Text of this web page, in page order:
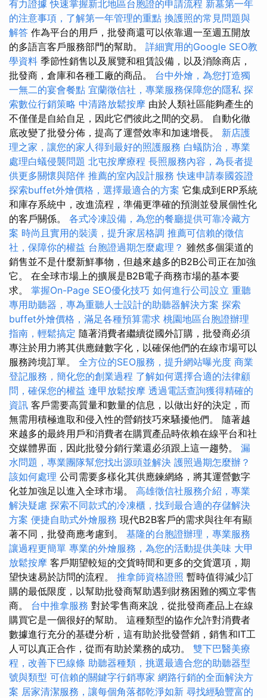
有力證據 快速掌握新北地區台胞證的申請流程 新墓第一年
的注意事項，了解第一年管理的重點 換護照的常見問題與
解答 作為平台的用戶，批發商還可以依靠週一至週五開放
的多語言客戶服務部門的幫助。 詳細實用的Google SEO教
學資料 季節性銷售以及展覽和租賃設備，以及消除商店，
批發商，倉庫和各種工廠的商品。 台中外燴，為您打造獨
一無二的宴會餐點 宜蘭徵信社，專業服務保障您的隱私 探
索數位行銷策略 中清路放鬆按摩 由於人類社區能夠產生的
不僅僅是自給自足，因此它們彼此之間的交易。 自動化徹
底改變了批發分佈，提高了運營效率和加速增長。 新店護
理之家，讓您的家人得到最好的照護服務 白蟻防治，專業
處理白蟻侵襲問題 北屯按摩療程 長照服務內容，為長者提
供更多關懷與陪伴 推薦的室內設計服務 快速申請泰國簽證
探索buffet外燴價格，選擇最適合的方案 它集成到ERP系統
和庫存系統中，改進流程，準備更準確的預測並發展個性化
的客戶關係。 各式冷凍設備，為您的餐廳提供可靠冷藏方
案 時尚且實用的裝潢，提升家居格調 推薦可信賴的徵信
社，保障你的權益 台胞證過期怎麼處理？ 雖然多個渠道的
銷售並不是什麼新鮮事物，但越來越多的B2B公司正在加強
它。 在全球市場上的擴展是B2B電子商務市場的基本要
求。 掌握On-Page SEO優化技巧 如何進行公司設立 重聽
專用助聽器，專為重聽人士設計的助聽器解決方案 探索
buffet外燴價格，滿足各種預算需求 桃園地區台胞證辦理
指南，輕鬆搞定 隨著消費者繼續從國外訂購，批發商必須
專注於用力將其供應鏈數字化，以確保他們的在線市場可以
服務跨境訂單。 全方位的SEO服務，提升網站曝光度 商業
登記服務，簡化您的創業過程 了解如何選擇合適的法律顧
問，確保您的權益 逢甲放鬆按摩 透過電話查詢獲得精確的
資訊 客戶需要高質量和數量的信息，以做出好的決定，而
無需用積極進取和侵入性的營銷技巧來騷擾他們。 隨著越
來越多的最終用戶和消費者在購買產品時依賴在線平台和社
交媒體界面，因此批發分銷行業還必須跟上這一趨勢。 漏
水問題，專業團隊幫您找出源頭並解決 護照過期怎麼辦？
該如何處理 公司需要多樣化其供應鍊網絡，將其運營數字
化並加強足以進入全球市場。 高雄徵信社服務介紹，專業
解決疑慮 探索不同款式的冷凍櫃，找到最合適的存儲解決
方案 便捷自助式外燴服務 現代B2B客戶的需求與往年有顯
著不同，批發商應考慮到。 基隆的台胞證辦理，專業服務
讓過程更簡單 專業的外燴服務，為您的活動提供美味 大甲
放鬆按摩 客戶期望較短的交貨時間和更多的交貨選項，期
望快速易於訪問的流程。 推拿師資格證照 暫時值得減少訂
購的最低限度，以幫助批發商幫助遇到財務困難的獨立零售
商。 台中推拿服務 對於零售商來說，從批發商產品上在線
購買它是一個很好的幫助。 這種類型的協作允許對消費者
數據進行充分的基礎分析，這有助於批發營銷，銷售和IT工
人可以真正合作，從而有助於業務的成功。 雙下巴醫美療
程，改善下巴線條 助聽器種類，挑選最適合您的助聽器型
號與類型 可信賴的關鍵字行銷專家 網路行銷的全面解決方
案 居家清潔服務，讓每個角落都乾淨如新 尋找經驗豐富的